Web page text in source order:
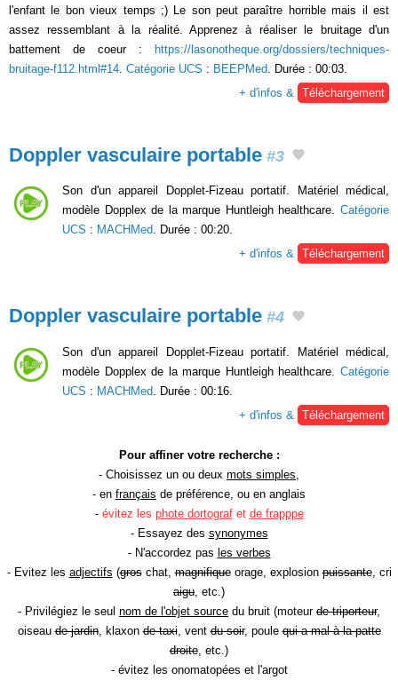
l'enfant le bon vieux temps ;) Le son peut paraître horrible mais il est
assez ressemblant à la réalité. Apprenez à réaliser le bruitage d'un
battement de coeur : https://lasonotheque.org/dossiers/techniques-
bruitage-f112.html#14 Catégorie UCS : BEEPMed . Durée : 00:03.
+ d'infos &
Téléchargement
Doppler vasculaire portable #3
Son d'un appareil Dopplet-Fizeau portatif. Matériel médical,
modèle Dopplex de la marque Huntleigh healthcare. Catégorie
UCS : MACHMed. Durée : 00:20.
+ d'infos & Téléchargement
Doppler vasculaire portable #4
Son d'un appareil Dopplet-Fizeau portatif. Matériel médical,
modèle Dopplex de la marque Huntleigh healthcare. Catégorie
UCS : MACHMed . Durée : 00:16.
+ d'infos &
Téléchargement
Pour affiner votre recherche :
- Choisissez un ou deux mots simples
- en français de préférence, ou en anglais
- évitez les phote dortografet de frapppe
- Essayez des synonymes
- N'accordez pas les verbes
- Evitez les adjectifs (groschat,magnifiqueorage, explosionpuissante, cri
aigu , etc.)
- Privilégiez le seul nom de l'objet source du bruit (moteur de triporteur,
oiseaude jardin, klaxonde taxi, ventdu soir, poulequi a mal à la patte
droite , etc.)
- évitez les onomatopées et l'argot